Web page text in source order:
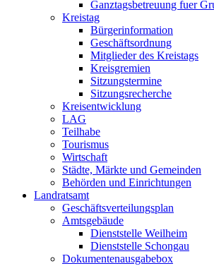
Ganztagsbetreuung fuer
Kreistag
Bürgerinformation
Geschäftsordnung
Mitglieder des Kreistags
Kreisgremien
Sitzungstermine
Sitzungsrecherche
Kreisentwicklung
LAG
Teilhabe
Tourismus
Wirtschaft
Städte, Märkte und Gemeinden
Behörden und Einrichtungen
Landratsamt
Geschäftsverteilungsplan
Amtsgebäude
Dienststelle Weilheim
Dienststelle Schongau
Dokumentenausgabebox